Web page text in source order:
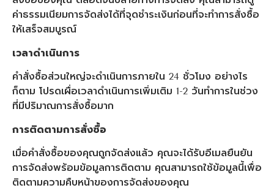
ค่าธรรมเนียมการจัดส่งได้ที่จุดชำระเงินก่อนที่จะทำการสั่งซื้อ
ให้เสร็จสมบูรณ์
เวลาดำเนินการ
คำสั่งซื้อส่วนใหญ่จะดำเนินการภายใน 24 ชั่วโมง อย่างไร
ก็ตาม โปรดเผื่อเวลาดำเนินการเพิ่มเติม 1-2 วันทำการในช่วง
ที่มีปริมาณการสั่งซื้อมาก
การติดตามการสั่งซื้อ
เมื่อคำสั่งซื้อของคุณถูกจัดส่งแล้ว คุณจะได้รับอีเมลยืนยัน
การจัดส่งพร้อมข้อมูลการติดตาม คุณสามารถใช้ข้อมูลนี้เพื่อ
ติดตามความคืบหน้าของการจัดส่งของคุณ